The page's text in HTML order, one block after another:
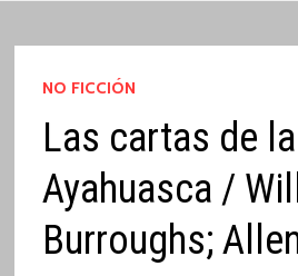
NO FICCIÓN
Las cartas de la
Ayahuasca /
Burroughs;